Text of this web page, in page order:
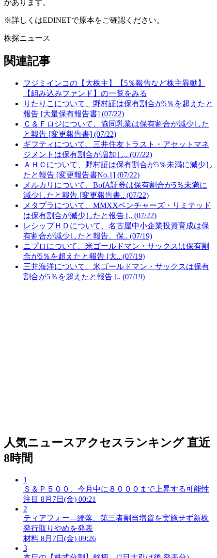
があります。
※詳しくはEDINETで原本をご確認ください。
株探ニュース
関連記事
フジミインコの【大株主】【5％報告など株主異動】
【組み込みファンド】の一覧をみる
りたりこについて、野村証は保有割合が5％を超えたと
報告 [大量保有報告書] (07/22)
Ｃ＆Ｆロジについて、協同乳業は保有割合が減少した
と報告 [変更報告書] (07/22)
ギフティについて、三井住友トラスト・アセットマネ
ジメントは保有割合が増加し.. (07/22)
ＡＨＣについて、野村証は保有割合が5％未満に減少し
たと報告 [変更報告書No.1] (07/22)
メルカリについて、BofA証券は保有割合が5％未満に
減少したと報告 [変更報告書.. (07/22)
メタプラについて、MMXXベンチャーズ・リミテッド
は保有割合が減少したと報告 [.. (07/22)
レシップＨＤについて、名古屋中小企業投資育成は保
有割合が減少したと報告、保.. (07/19)
ニプロについて、米ゴールドマン・サックスは保有割
合が5％を超えたと報告 [大.. (07/19)
三井海洋について、米ゴールドマン・サックスは保有
割合が5％を超えたと報告 [.. (07/19)
人気ニュースアクセスランキング 直近
8時間
1
Ｓ＆Ｐ５００、今月中に８０００まで上昇する可能性
注目 8月7日(金) 00:21
2
ティアフォー---続落、第三者割当増資を実施せず新株
発行取りやめを発表
材料 8月7日(金) 09:26
3